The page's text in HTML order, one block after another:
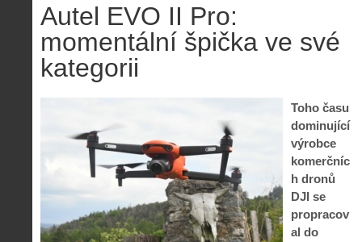
Autel EVO II Pro:
momentální špička ve své
kategorii
Toho času
dominující
výrobce
komerčníc
h dronů
DJI se
propracov
al do